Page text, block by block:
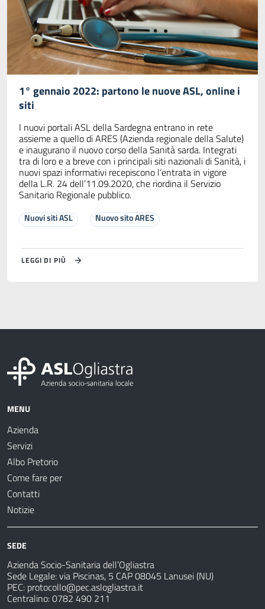
1° gennaio 2022: partono le nuove ASL, online i
siti
I nuovi portali ASL della Sardegna entrano in rete
assieme a quello di ARES (Azienda regionale della Salute)
e inaugurano il nuovo corso della Sanità sarda. Integrati
tra di loro e a breve con i principali siti nazionali di Sanità, i
nuovi spazi informativi recepiscono l‘entrata in vigore
della L.R. 24 dell’11.09.2020, che riordina il Servizio
Sanitario Regionale pubblico.
Nuovi siti ASL Nuovo sito ARES
LEGGI DI PIÙ
MENU
Azienda
Servizi
Albo Pretorio
Come fare per
Contatti
Notizie
SEDE
Azienda Socio-Sanitaria dell’Ogliastra
Sede Legale: via Piscinas, 5 CAP 08045 Lanusei (NU)
PEC: protocollo@pec.aslogliastra.it
Centralino: 0782 490 211